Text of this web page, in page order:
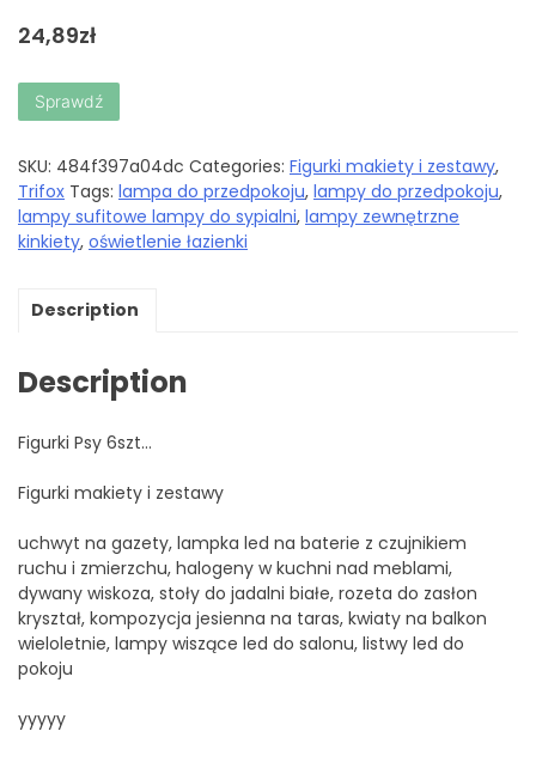
24,89zł
Sprawdź
SKU: 484f397a04dc Categories: Figurki makiety i zestawy,
Trifox Tags: lampa do przedpokoju, lampy do przedpokoju,
lampy sufitowe lampy do sypialni, lampy zewnętrzne
kinkiety, oświetlenie łazienki
Description
Description
Figurki Psy 6szt…
Figurki makiety i zestawy
uchwyt na gazety, lampka led na baterie z czujnikiem
ruchu i zmierzchu, halogeny w kuchni nad meblami,
dywany wiskoza, stoły do jadalni białe, rozeta do zasłon
kryształ, kompozycja jesienna na taras, kwiaty na balkon
wieloletnie, lampy wiszące led do salonu, listwy led do
pokoju
yyyyy